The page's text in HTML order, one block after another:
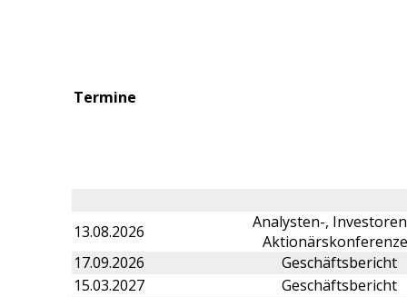
Termine
13.08.2026
Analysten-,
17.09.2026
Geschäftsbericht
15.03.2027
Geschäftsbericht